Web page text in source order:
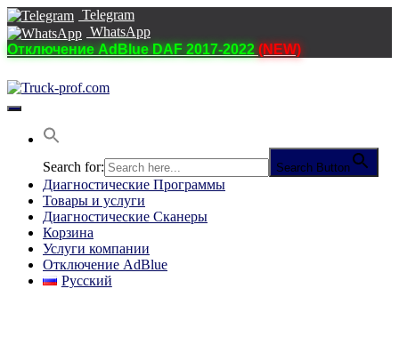
Telegram
WhatsApp
Отключение AdBlue DAF 2017-2022 (NEW)
Переключить
навигацию
Search for: Search Button
Диагностические Программы
Товары и услуги
Диагностические Сканеры
Корзина
Услуги компании
Отключение AdBlue
Русский